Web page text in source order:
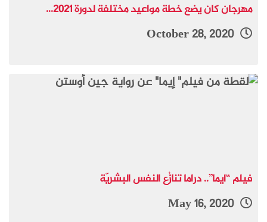
مهرجان كان يضع خطة مواعيد مختلفة لدورة 2021...
فيلم “ايما”.. دراما تنازُع النفس البشريَّة